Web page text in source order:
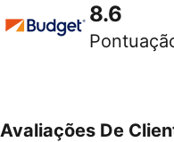
8.6
Avaliações De